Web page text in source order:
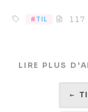
TIL 117
LIRE PLUS
←